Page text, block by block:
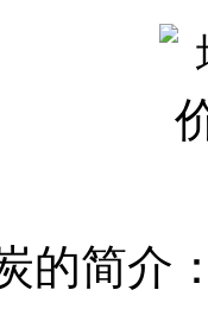
的简介：